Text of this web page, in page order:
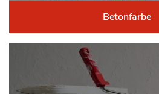
Betonfarbe